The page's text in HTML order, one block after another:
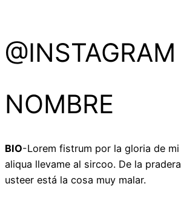
@INSTAGRAM
NOMBRE
BIO-Lorem fistrum por la gloria de
aliqua llevame al sircoo. De la
usteer está la cosa muy malar.